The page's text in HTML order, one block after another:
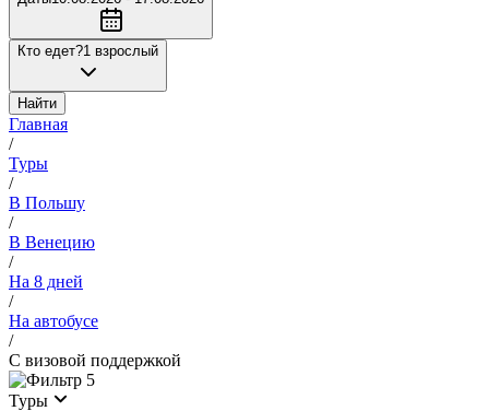
Кто едет?1 взрослый
Найти
Главная
/
Туры
/
В Польшу
/
В Венецию
/
На 8 дней
/
На автобусе
/
С визовой поддержкой
5
Туры